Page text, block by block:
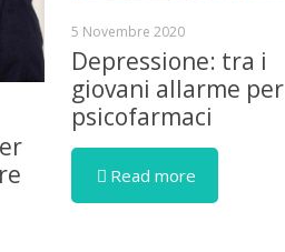
5 Novembre 2020
Depressione: tra i
giovani allarme per
psicofarmaci
Read more